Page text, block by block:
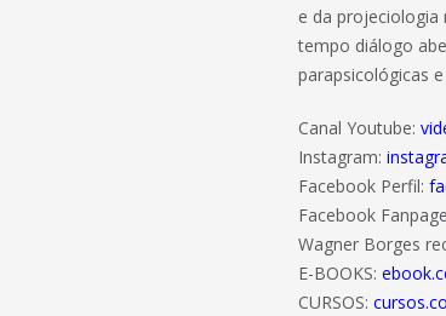
e da projeciologia
tempo diálogo
parapsicológicas
Canal Youtube:
Instagram:
Facebook Perfil:
Facebook
Wagner Borges
E-BOOKS:
CURSOS: